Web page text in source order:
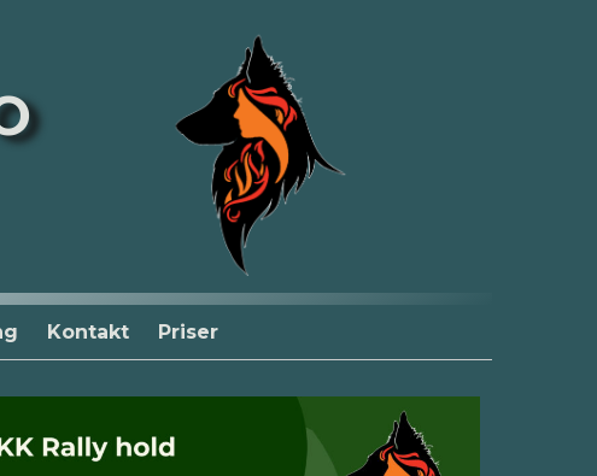
Kontakt Priser